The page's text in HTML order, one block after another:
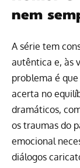
nem
A série tem
autêntica e, às
problema é que
acerta no
dramáticos,
os traumas do
emocional
diálogos